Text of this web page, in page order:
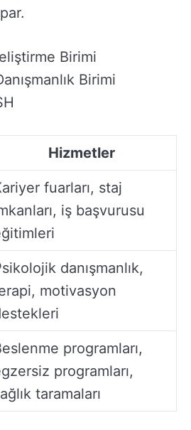
Birimi
Birimi
Hizmetler
fuarları, staj
iş başvurusu
danışmanlık,
motivasyon
programları,
programları,
taramaları